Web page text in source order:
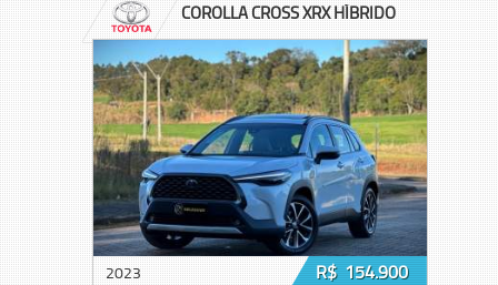
COROLLA CROSS XRX HÍBRIDO
2023 R$ 154.900